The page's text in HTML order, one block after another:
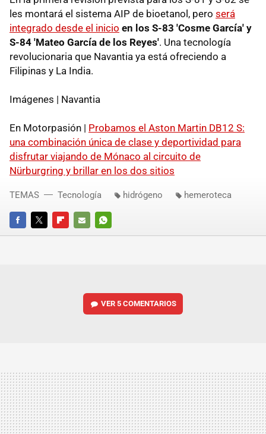
les montará el sistema AIP de bioetanol, pero será
integrado desde el inicio en los S-83 'Cosme García' y
S-84 'Mateo García de los Reyes'. Una tecnología
revolucionaria que Navantia ya está ofreciendo a
Filipinas y La India.
Imágenes | Navantia
En Motorpasión | Probamos el Aston Martin DB12 S:
una combinación única de clase y deportividad para
disfrutar viajando de Mónaco al circuito de
Nürburgring y brillar en los dos sitios
FACEBOOKTWITTERFLIPBOARD
E-
WHATSAPP
TEMAS Tecnología hidrógeno hemeroteca
VER5 COMENTARIOS